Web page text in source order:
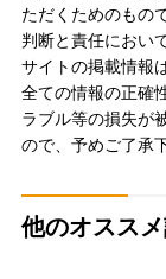
ただくためのもの
判断と責任におい
サイトの掲載情報
全ての情報の正確
ラブル等の損失が
ので、予めご了承
他のオスス